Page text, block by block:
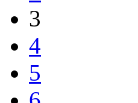
3
4
5